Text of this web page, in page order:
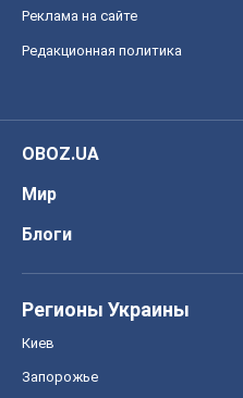
Реклама на сайте
Редакционная политика
OBOZ.UA
Мир
Блоги
Регионы Украины
Киев
Запорожье